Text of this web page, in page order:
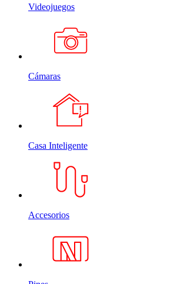
Videojuegos
Cámaras
Casa Inteligente
Accesorios